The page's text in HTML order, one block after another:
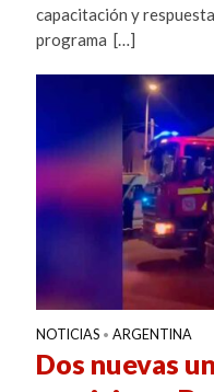
capacitación y
programa […]
NOTICIAS • ARGENTINA
Dos nuevas